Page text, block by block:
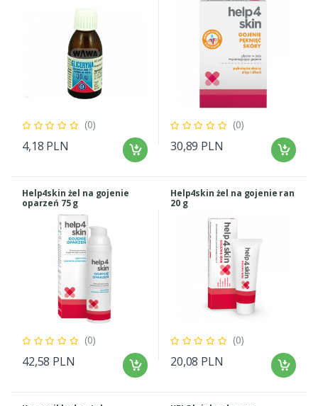
(0)
4,18 PLN
(0)
30,89 PLN
Help4skin żel na gojenie
oparzeń 75 g
(0)
42,58 PLN
Help4skin żel na gojenie ran
20 g
(0)
20,08 PLN